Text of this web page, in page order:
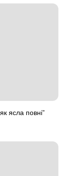
ясла повні”